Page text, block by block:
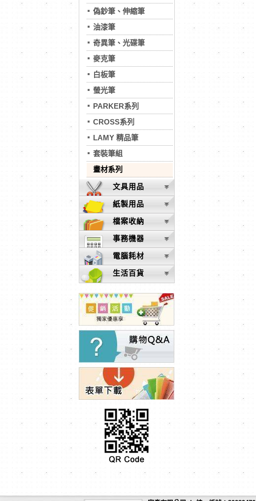
偽鈔筆、伸縮筆
油漆筆
奇異筆、光碟筆
麥克筆
白板筆
螢光筆
PARKER系列
CROSS系列
LAMY 精品筆
套裝筆組
畫材系列
文具用品
紙製用品
檔案收納
事務機器
電腦耗材
生活百貨